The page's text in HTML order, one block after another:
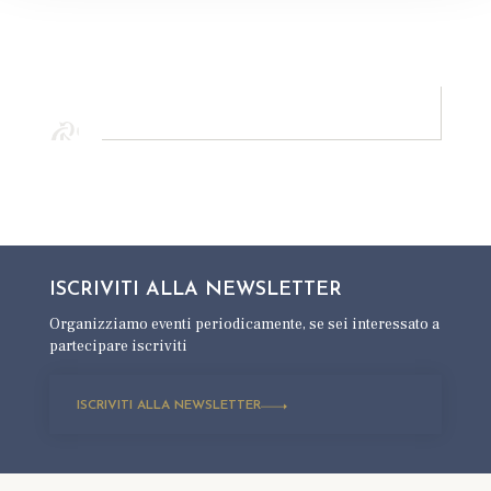
ISCRIVITI ALLA NEWSLETTER
Organizziamo eventi periodicamente,se sei interessato a
partecipare iscriviti
ISCRIVITI ALLA NEWSLETTER